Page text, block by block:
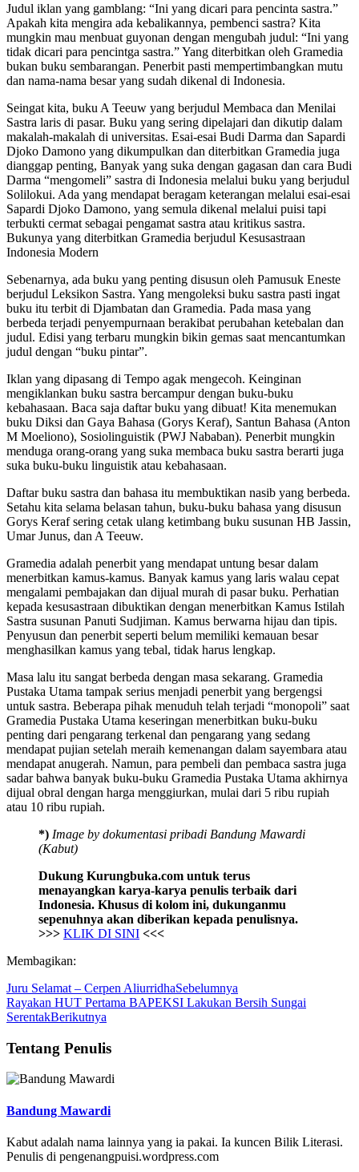
Judul iklan yang gamblang: “Ini yang dicari para pencinta sastra.”
Apakah kita mengira ada kebalikannya, pembenci sastra? Kita
mungkin mau menbuat guyonan dengan mengubah judul: “Ini yang
tidak dicari para pencintga sastra.” Yang diterbitkan oleh Gramedia
bukan buku sembarangan. Penerbit pasti mempertimbangkan mutu
dan nama-nama besar yang sudah dikenal di Indonesia.
Seingat kita, buku A Teeuw yang berjudul Membaca dan Menilai
Sastra laris di pasar. Buku yang sering dipelajari dan dikutip dalam
makalah-makalah di universitas. Esai-esai Budi Darma dan Sapardi
Djoko Damono yang dikumpulkan dan diterbitkan Gramedia juga
dianggap penting, Banyak yang suka dengan gagasan dan cara Budi
Darma “mengomeli” sastra di Indonesia melalui buku yang berjudul
Solilokui. Ada yang mendapat beragam keterangan melalui esai-esai
Sapardi Djoko Damono, yang semula dikenal melalui puisi tapi
terbukti cermat sebagai pengamat sastra atau kritikus sastra.
Bukunya yang diterbitkan Gramedia berjudul Kesusastraan
Indonesia Modern
Sebenarnya, ada buku yang penting disusun oleh Pamusuk Eneste
berjudul Leksikon Sastra. Yang mengoleksi buku sastra pasti ingat
buku itu terbit di Djambatan dan Gramedia. Pada masa yang
berbeda terjadi penyempurnaan berakibat perubahan ketebalan dan
judul. Edisi yang terbaru mungkin bikin gemas saat mencantumkan
judul dengan “buku pintar”.
Iklan yang dipasang di Tempo agak mengecoh. Keinginan
mengiklankan buku sastra bercampur dengan buku-buku
kebahasaan. Baca saja daftar buku yang dibuat! Kita menemukan
buku Diksi dan Gaya Bahasa (Gorys Keraf), Santun Bahasa (Anton
M Moeliono), Sosiolinguistik (PWJ Nababan). Penerbit mungkin
menduga orang-orang yang suka membaca buku sastra berarti juga
suka buku-buku linguistik atau kebahasaan.
Daftar buku sastra dan bahasa itu membuktikan nasib yang berbeda.
Setahu kita selama belasan tahun, buku-buku bahasa yang disusun
Gorys Keraf sering cetak ulang ketimbang buku susunan HB Jassin,
Umar Junus, dan A Teeuw.
Gramedia adalah penerbit yang mendapat untung besar dalam
menerbitkan kamus-kamus. Banyak kamus yang laris walau cepat
mengalami pembajakan dan dijual murah di pasar buku. Perhatian
kepada kesusastraan dibuktikan dengan menerbitkan Kamus Istilah
Sastra susunan Panuti Sudjiman. Kamus berwarna hijau dan tipis.
Penyusun dan penerbit seperti belum memiliki kemauan besar
menghasilkan kamus yang tebal, tidak harus lengkap.
Masa lalu itu sangat berbeda dengan masa sekarang. Gramedia
Pustaka Utama tampak serius menjadi penerbit yang bergengsi
untuk sastra. Beberapa pihak menuduh telah terjadi “monopoli” saat
Gramedia Pustaka Utama keseringan menerbitkan buku-buku
penting dari pengarang terkenal dan pengarang yang sedang
mendapat pujian setelah meraih kemenangan dalam sayembara atau
mendapat anugerah. Namun, para pembeli dan pembaca sastra juga
sadar bahwa banyak buku-buku Gramedia Pustaka Utama akhirnya
dijual obral dengan harga menggiurkan, mulai dari 5 ribu rupiah
atau 10 ribu rupiah.
*) Image by dokumentasi pribadi Bandung Mawardi
(Kabut)
Dukung Kurungbuka.com untuk terus
menayangkan karya-karya penulis terbaik dari
Indonesia. Khusus di kolom ini, dukunganmu
sepenuhnya akan diberikan kepada penulisnya.
>>> KLIK DI SINI <<<
Membagikan:
Juru Selamat – Cerpen AliurridhaSebelumnya
Rayakan HUT Pertama BAPEKSI Lakukan Bersih Sungai
SerentakBerikutnya
Tentang Penulis
Bandung Mawardi
Kabut adalah nama lainnya yang ia pakai. Ia kuncen Bilik Literasi.
Penulis di pengenangpuisi.wordpress.com